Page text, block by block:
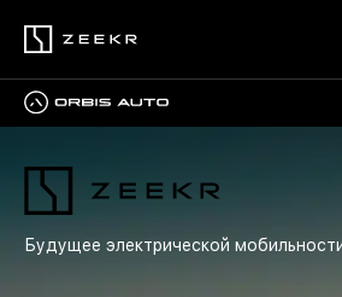
Будущее электрической